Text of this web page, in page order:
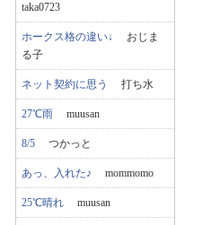
taka0723
ホークス格の違い↓ おじま
る子
ネット契約に思う 打ち水
27℃雨 muusan
8/5 つかっと
あっ、入れた♪ mommomo
25℃晴れ muusan